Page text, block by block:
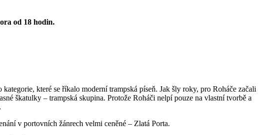
od 18 hodin.
které se říkalo moderní trampská píseň. Jak šly roky, pro Roháče začali
škatulky – trampská skupina. Protože Roháči nelpí pouze na vlastní tvorbě a
v portovních žánrech velmi ceněné – Zlatá Porta.